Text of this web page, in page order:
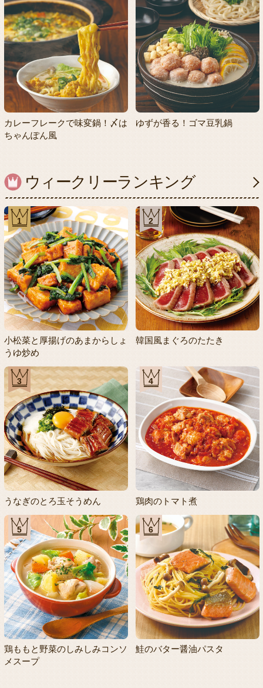
カレーフレークで味変鍋！〆は
ちゃんぽん風
ゆずが香る！ゴマ豆乳鍋
ウィークリーランキング
1
小松菜と厚揚げのあまからしょ
うゆ炒め
2
韓国風まぐろのたたき
3
うなぎのとろ玉そうめん
4
鶏肉のトマト煮
5
鶏ももと野菜のしみしみコンソ
メスープ
6
鮭のバター醤油パスタ